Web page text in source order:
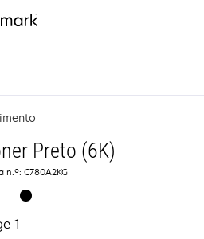
Preto (6K)
n.º: C780A2KG